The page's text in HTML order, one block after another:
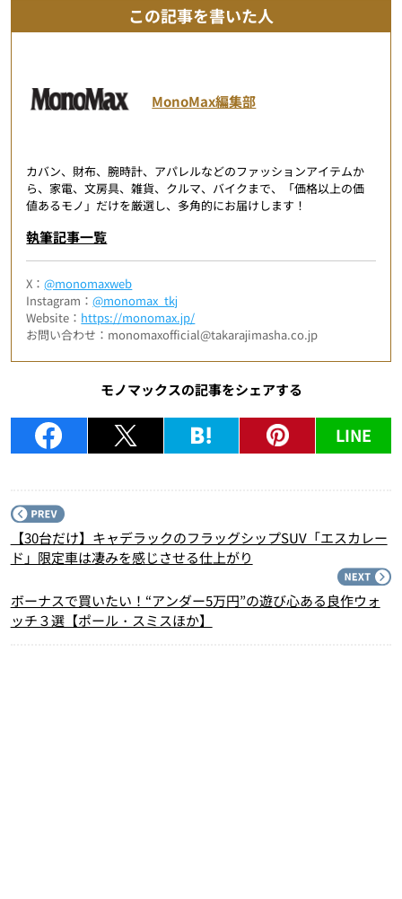
この記事を書いた人
MonoMax編集部
カバン、財布、腕時計、アパレルなどのファッションアイテムか
ら、家電、文房具、雑貨、クルマ、バイクまで、「価格以上の価
値あるモノ」だけを厳選し、多角的にお届けします！
執筆記事一覧
X：@monomaxweb
Instagram：@monomax_tkj
Website： https://monomax.jp/
お問い合わせ：monomaxofficial@takarajimasha.co.jp
モノマックスの記事をシェアする
LINE
【30台だけ】キャデラックのフラッグシップSUV「エスカレー
ド」限定車は凄みを感じさせる仕上がり
ボーナスで買いたい！“アンダー5万円”の遊び心ある良作ウォ
ッチ３選【ポール・スミスほか】